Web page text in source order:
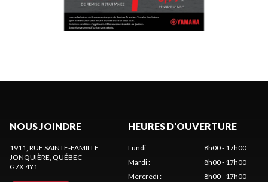
NOUS JOINDRE
1911, RUE SAINTE-FAMILLE
JONQUIÈRE, QUÉBEC
G7X 4Y1
HEURES D'OUVERTURE
Lundi:
8h00 - 17h00
Mardi:
8h00 - 17h00
Mercredi:
8h00 - 17h00